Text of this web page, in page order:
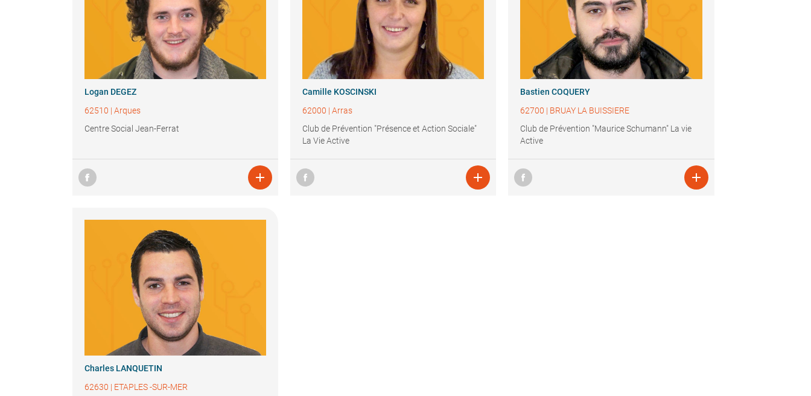
Logan DEGEZ
62510 | Arques
Centre Social Jean-Ferrat

Camille KOSCINSKI
62000 | Arras
Club de Prévention "Présence et Action Sociale"
La Vie Active

Bastien COQUERY
62700 | BRUAY LA BUISSIERE
Club de Prévention "Maurice Schumann" La vie
Active

Charles LANQUETIN
62630 | ETAPLES -SUR-MER